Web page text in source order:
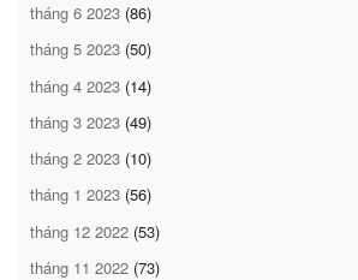
tháng 6 2023 (86)
tháng 5 2023 (50)
tháng 4 2023 (14)
tháng 3 2023 (49)
tháng 2 2023 (10)
tháng 1 2023 (56)
tháng 12 2022 (53)
tháng 11 2022 (73)